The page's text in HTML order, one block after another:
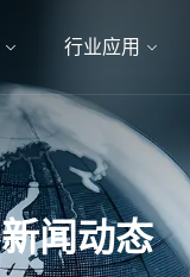
行业应用
新闻动态